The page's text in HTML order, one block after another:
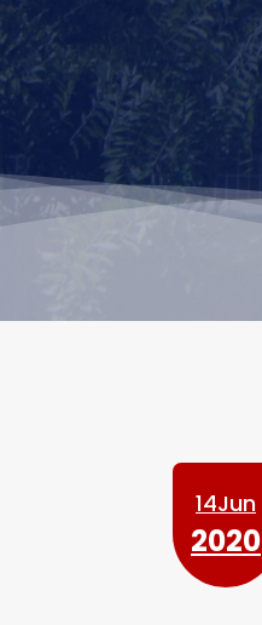
14Jun
2020